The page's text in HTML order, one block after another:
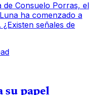
de Consuelo Porras, el
ha comenzado a
señales de
su papel